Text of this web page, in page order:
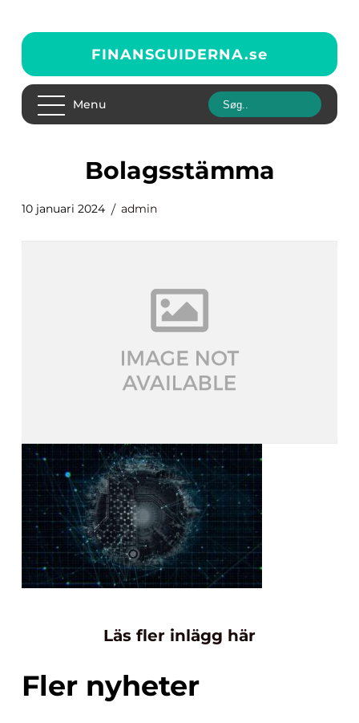
FINANSGUIDERNA.se
Menu
bolagsstämma
10 januari 2024 admin
Läs fler inlägg här
Fler nyheter